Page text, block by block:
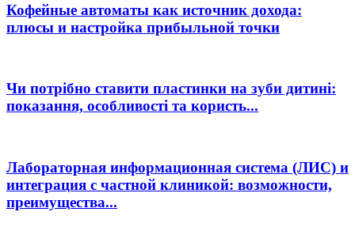
Кофейные автоматы как источник дохода:
плюсы и настройка прибыльной точки
Чи потрібно ставити пластинки на зуби дитині:
показання, особливості та користь...
Лабораторная информационная система (ЛИС) и
интеграция с частной клиникой: возможности,
преимущества...